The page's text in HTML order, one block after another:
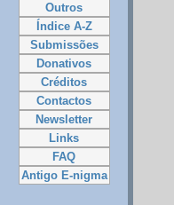
Outros
Índice A-Z
Submissões
Donativos
Créditos
Contactos
Newsletter
Links
FAQ
Antigo E-nigma